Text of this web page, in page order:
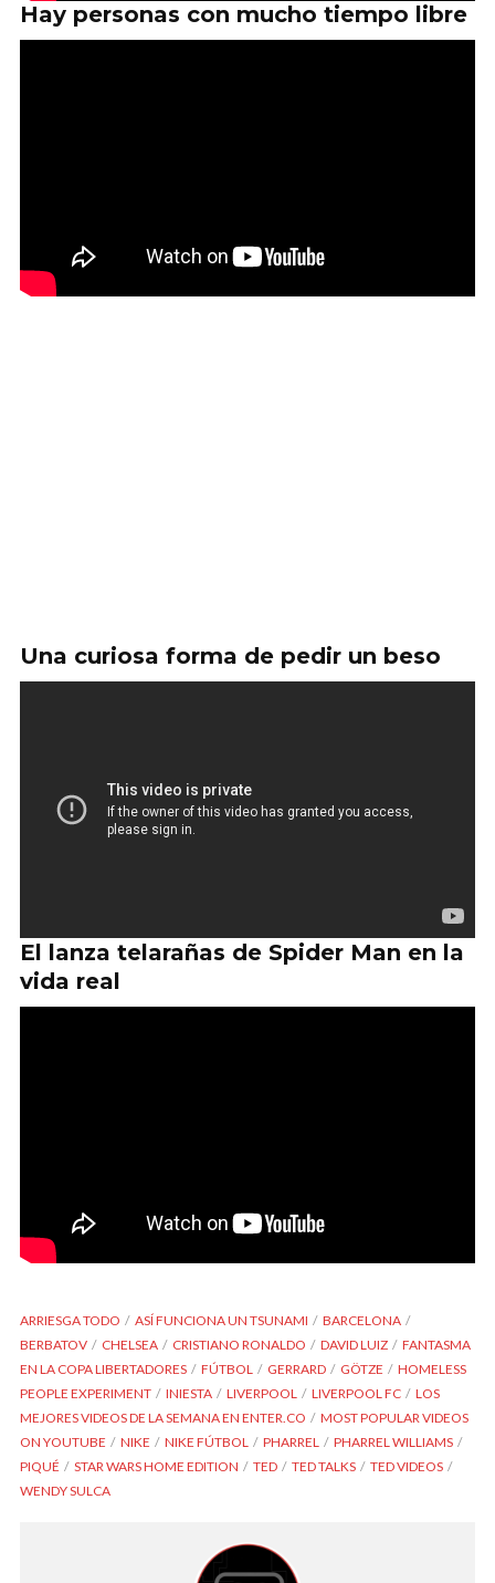
Hay personas con mucho tiempo libre
Una curiosa forma de pedir un beso
El lanza telarañas de Spider Man en la
vida real
ARRIESGA TODO ASÍ FUNCIONA UN TSUNAMI
BARCELONA
BERBATOV
CHELSEA CRISTIANO RONALDO DAVID LUIZ
FANTASMA
EN LA COPA LIBERTADORES
FÚTBOL GERRARD GÖTZE
HOMELESS
PEOPLE EXPERIMENT
INIESTA LIVERPOOL LIVERPOOL FC
LOS
MEJORES VIDEOS DE LA SEMANA EN ENTER.CO
MOST POPULAR VIDEOS
ON YOUTUBE
NIKE NIKE FÚTBOL PHARREL
PHARREL WILLIAMS
PIQUÉ
STAR WARS HOME EDITION TED TED TALKS
TED VIDEOS
WENDY SULCA